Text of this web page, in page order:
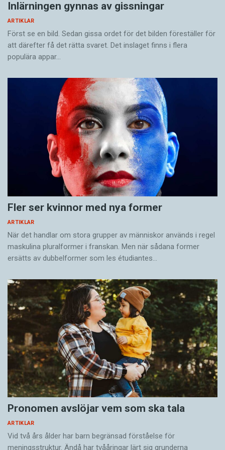
beteckning för kvinnligt könsorgan.
– Jag tror att det beror på vad som händer
med genusdebatten framöver. Om femtio år
använder alla den som neutralt pronomen.
Inlärningen gynnas av gissningar
ARTIKLAR
Först se en bild. Sedan gissa ordet för det bilden föreställer för
att därefter få det rätta svaret. Det inslaget finns i flera
populära appar…
Fler ser kvinnor med nya former
ARTIKLAR
När det handlar om stora grupper av människor används i regel
maskulina pluralformer i franskan. Men när sådana ­former
ersätts av dubbel­former som les étudiantes…
Pronomen avslöjar vem som ska tala
ARTIKLAR
Vid två års ålder har barn begränsad förståelse för
meningsstruktur. Ändå har tvååringar lärt sig grunderna